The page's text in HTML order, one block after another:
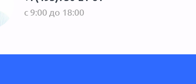
с 9:00 до 18:00